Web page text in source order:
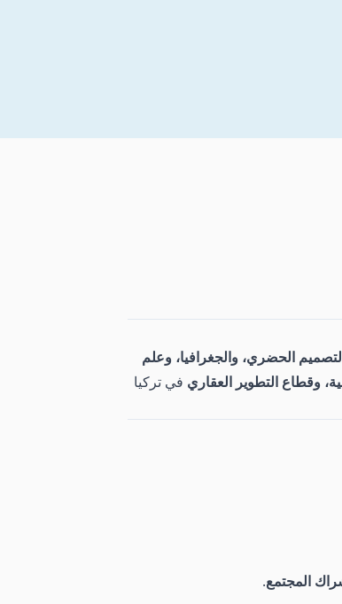
الحضري، والجغرافيا، وعلم
وقطاع التطوير العقاري في تركيا
المجتمع.